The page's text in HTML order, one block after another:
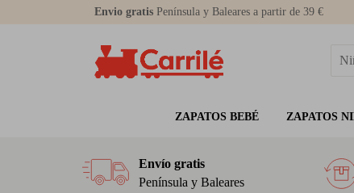
Envio gratis Península y Baleares a partir de 39 €
ZAPATOS BEBÉ ZAPATOS
Envío gratis
Península y Baleares